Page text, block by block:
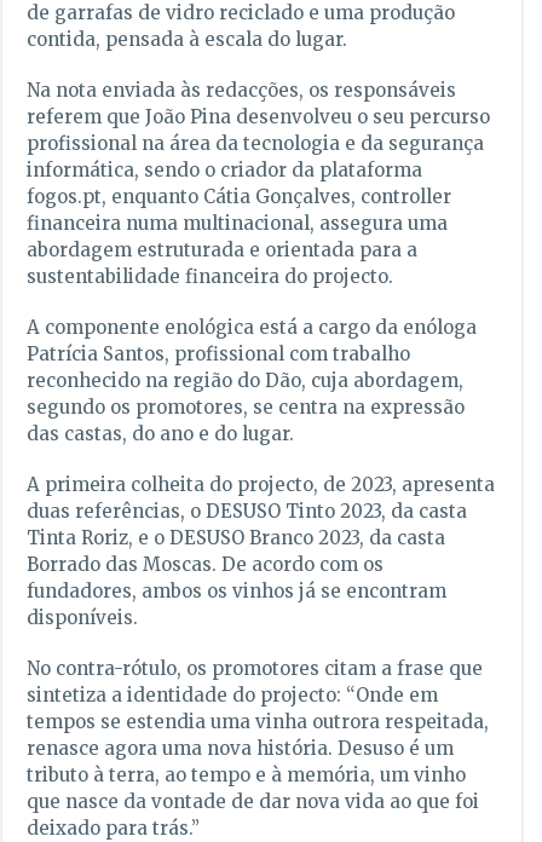
de garrafas de vidro reciclado e uma produção
contida, pensada à escala do lugar.
Na nota enviada às redacções, os responsáveis
referem que João Pina desenvolveu o seu percurso
profissional na área da tecnologia e da segurança
informática, sendo o criador da plataforma
fogos.pt, enquanto Cátia Gonçalves, controller
financeira numa multinacional, assegura uma
abordagem estruturada e orientada para a
sustentabilidade financeira do projecto.
A componente enológica está a cargo da enóloga
Patrícia Santos, profissional com trabalho
reconhecido na região do Dão, cuja abordagem,
segundo os promotores, se centra na expressão
das castas, do ano e do lugar.
A primeira colheita do projecto, de 2023, apresenta
duas referências, o DESUSO Tinto 2023, da casta
Tinta Roriz, e o DESUSO Branco 2023, da casta
Borrado das Moscas. De acordo com os
fundadores, ambos os vinhos já se encontram
disponíveis.
No contra-rótulo, os promotores citam a frase que
sintetiza a identidade do projecto: “Onde em
tempos se estendia uma vinha outrora respeitada,
renasce agora uma nova história. Desuso é um
tributo à terra, ao tempo e à memória, um vinho
que nasce da vontade de dar nova vida ao que foi
deixado para trás.”